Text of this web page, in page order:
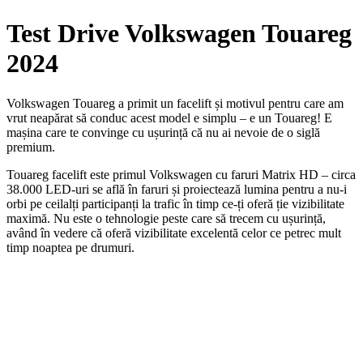
Test Drive Volkswagen Touareg
2024
Volkswagen Touareg a primit un facelift și motivul pentru care am
vrut neapărat să conduc acest model e simplu – e un Touareg! E
mașina care te convinge cu ușurință că nu ai nevoie de o siglă
premium.
Touareg facelift este primul Volkswagen cu faruri Matrix HD – circa
38.000 LED-uri se află în faruri și proiectează lumina pentru a nu-i
orbi pe ceilalți participanți la trafic în timp ce-ți oferă ție vizibilitate
maximă. Nu este o tehnologie peste care să trecem cu ușurință,
având în vedere că oferă vizibilitate excelentă celor ce petrec mult
timp noaptea pe drumuri.